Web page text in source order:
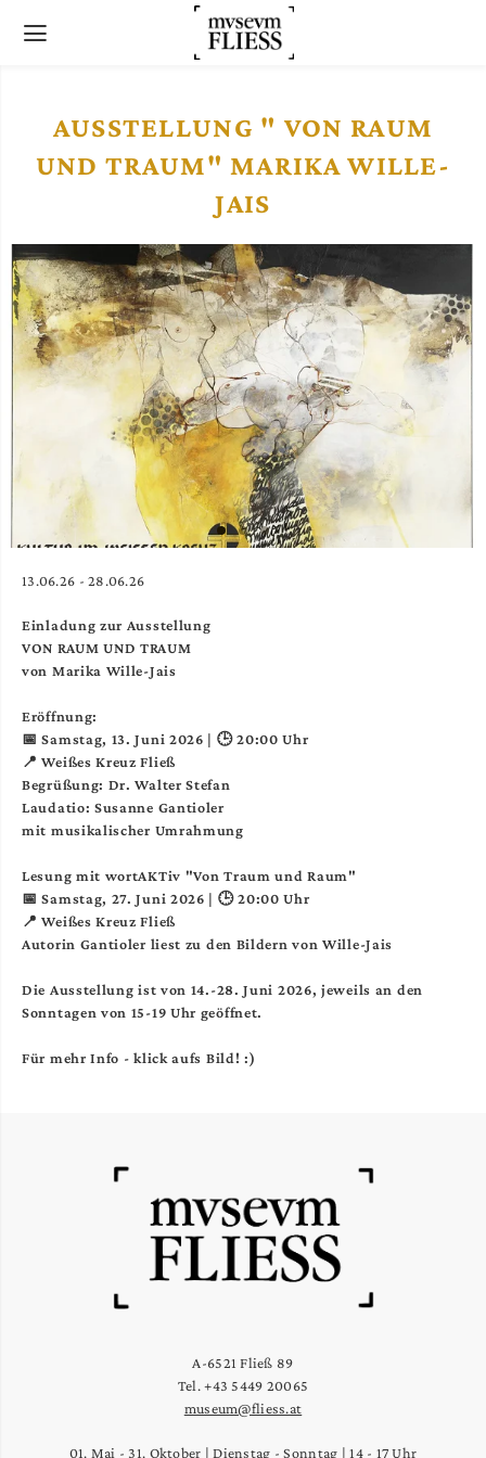
AUSSTELLUNG " VON RAUM
UND TRAUM" MARIKA WILLE-
JAIS
13.06.26 - 28.06.26
Einladung zur Ausstellung
VON RAUM UND TRAUM
von Marika Wille-Jais
Eröffnung:
📅 Samstag, 13. Juni 2026 | 🕒 20:00 Uhr
📍 Weißes Kreuz Fließ
Begrüßung: Dr. Walter Stefan
Laudatio: Susanne Gantioler
mit musikalischer Umrahmung
Lesung mit wortAKTiv "Von Traum und Raum"
📅 Samstag, 27. Juni 2026 | 🕒 20:00 Uhr
📍 Weißes Kreuz Fließ
Autorin Gantioler liest zu den Bildern von Wille-Jais
Die Ausstellung ist von 14.-28. Juni 2026, jeweils an den
Sonntagen von 15-19 Uhr geöffnet.
Für mehr Info - klick aufs Bild! :)
A-6521 Fließ 89
Tel. +43 5449 20065
museum@fliess.at
01. Mai - 31. Oktober | Dienstag - Sonntag | 14 - 17 Uhr